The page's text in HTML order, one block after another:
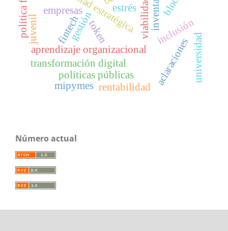
aprendizaje organizacional
gestión
empresas viabilidad
transformación digital aclaraciones
inclusión
políticas públicas
fintech token
estrés
juvenil
universidad
mipymes rentabilidad
Número actual